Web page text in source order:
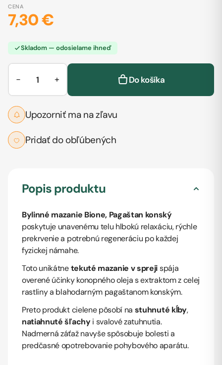
CENA
7,30 €
Skladom — odosielame ihneď
− + Do košíka
Upozorniť ma na zľavu
Pridať do obľúbených
Popis produktu
Bylinné mazanie Bione, Pagaštan konský
poskytuje unavenému telu hlbokú relaxáciu, rýchle
prekrvenie a potrebnú regeneráciu po každej
fyzickej námahe.
Toto unikátnetekuté mazanie v sprejispája
overené účinky konopného oleja s extraktom z celej
rastliny a blahodarným pagaštanom konským.
Preto produkt cielene pôsobí na stuhnuté kĺby,
natiahnuté šľachyi svalové zatuhnutia.
Nadmerná záťaž navyše spôsobuje bolesti a
predčasné opotrebovanie pohybového aparátu.